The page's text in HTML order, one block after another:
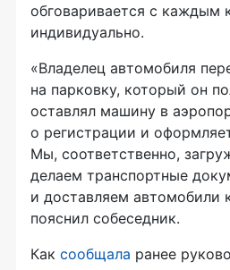
обговаривается с каждым
индивидуально.
«Владелец автомобиля
на парковку, который он
оставлял машину в
о регистрации и
Мы, соответственно,
делаем транспортные
и доставляем автомобили
пояснил собеседник.
Как сообщала ранее